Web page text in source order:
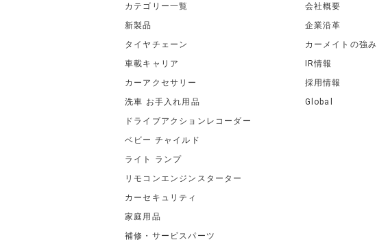
カテゴリー一覧
新製品
タイヤチェーン
車載キャリア
カーアクセサリー
洗車 お手入れ用品
ドライブアクションレコーダー
ベビー チャイルド
ライト ランプ
リモコンエンジンスターター
カーセキュリティ
家庭用品
補修・サービスパーツ
会社概要
企業沿革
カーメイトの強み
IR情報
採用情報
Global